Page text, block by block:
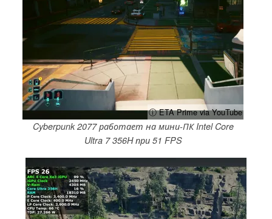
ⓘ ETA Prime via YouTube
Cyberpunk 2077 работает на мини-ПК Intel Core
Ultra 7 356H при 51 FPS